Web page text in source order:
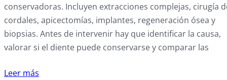
conservadoras. Incluyen extracciones complejas, cirugía
cordales, apicectomías, implantes, regeneración ósea y
biopsias. Antes de intervenir hay que identificar la causa,
valorar si el diente puede conservarse y comparar las
Leer más